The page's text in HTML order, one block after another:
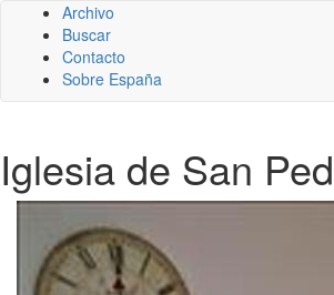
Archivo
Buscar
Contacto
Sobre España
Iglesia de San